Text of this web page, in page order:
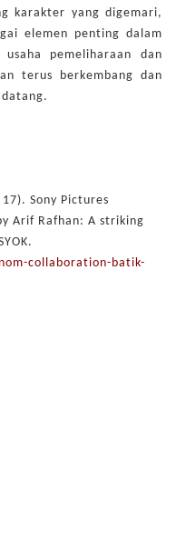
karakter yang digemari,
elemen penting dalam
pemeliharaan dan
terus berkembang dan
Sony Pictures
Arif Rafhan: A striking
collaboration-batik-